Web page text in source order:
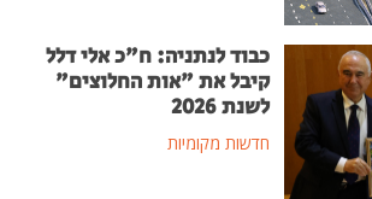
כבוד לנתניה: ח"כ אלי דלל
קיבל את "אות החלוצים"
לשנת 2026
חדשות מקומיות